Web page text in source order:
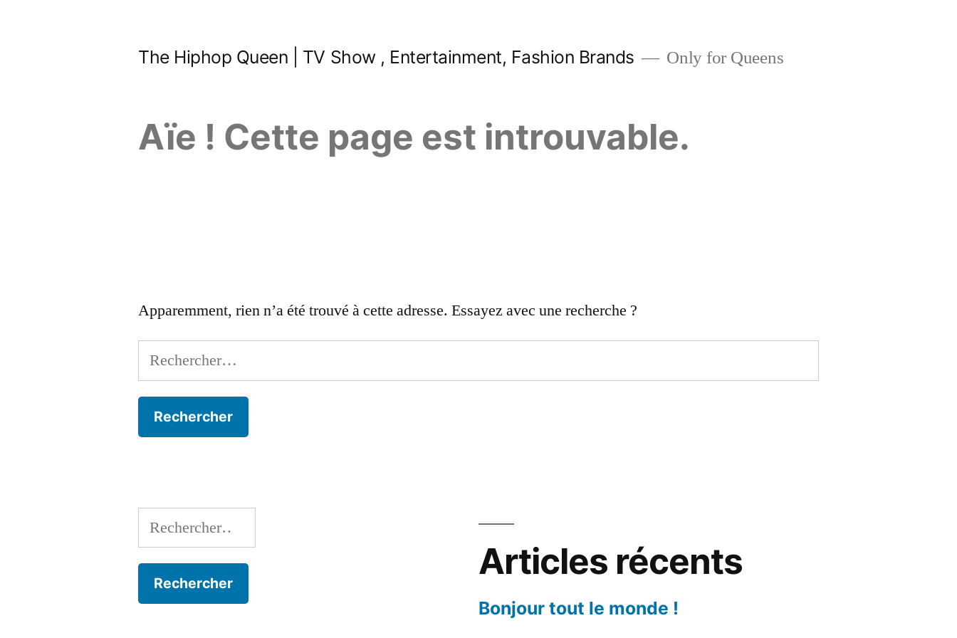
The Hiphop Queen | TV Show , Entertainment, Fashion Brands Only for Queens
Aïe ! Cette page est introuvable.
Apparemment, rien n’a été trouvé à cette adresse. Essayez avec une recherche ?
Rechercher :
Rechercher :
Articles récents
Bonjour tout le monde !